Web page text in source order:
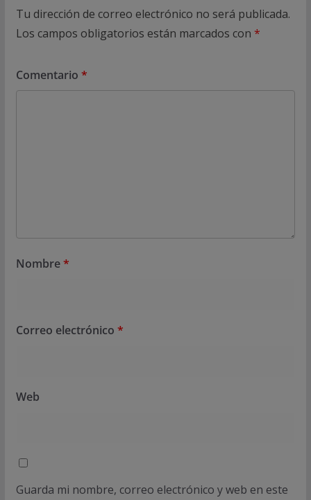
Tu dirección de correo electrónico no será publicada.
Los campos obligatorios están marcados con *
Comentario *
Nombre*
Correo electrónico *
Web
Guarda mi nombre, correo electrónico y web en este